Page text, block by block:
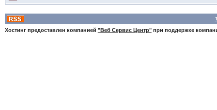
Хостинг предоставлен компанией "Веб Сервис Центр"при поддержке